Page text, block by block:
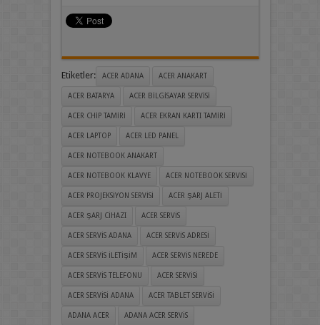
Etiketler: ACER ADANA ACER ANAKART
ACER BATARYA ACER BILGISAYAR SERVISI
ACER CHIP TAMIRI ACER EKRAN KARTI TAMIRI
ACER LAPTOP ACER LED PANEL
ACER NOTEBOOK ANAKART
ACER NOTEBOOK KLAVYE ACER NOTEBOOK SERVISI
ACER PROJEKSIYON SERVISI ACER ŞARJ ALETI
ACER ŞARJ CIHAZI ACER SERVIS
ACER SERVIS ADANA ACER SERVIS ADRESI
ACER SERVIS ILETIŞIM ACER SERVIS NEREDE
ACER SERVIS TELEFONU ACER SERVISI
ACER SERVISI ADANA ACER TABLET SERVISI
ADANA ACER ADANA ACER SERVIS